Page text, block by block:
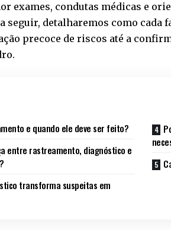
exames, condutas médicas e
seguir, detalharemos como
precoce de riscos até a
e quando ele deve ser feito?
entre rastreamento, diagnóstico e
transforma suspeitas em